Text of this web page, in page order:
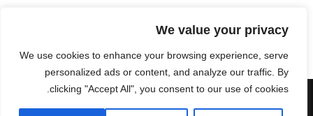
We value your privacy
We use cookies to enhance your browsing experience, serve
personalized ads or content, and analyze our traffic. By
clicking "Accept All", you consent to our use of cookies.